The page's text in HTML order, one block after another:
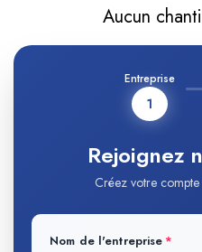
Aucun
Entreprise
1
Rejoignez
Créez votre
Nom de l'entreprise